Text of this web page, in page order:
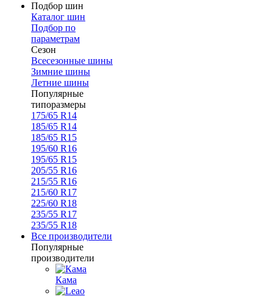
Подбор шин
Каталог шин
Подбор по
параметрам
Сезон
Всесезонные шины
Зимние шины
Летние шины
Популярные
типоразмеры
175/65 R14
185/65 R14
185/65 R15
195/60 R16
195/65 R15
205/55 R16
215/55 R16
215/60 R17
225/60 R18
235/55 R17
235/55 R18
Все производители
Популярные
производители
Кама